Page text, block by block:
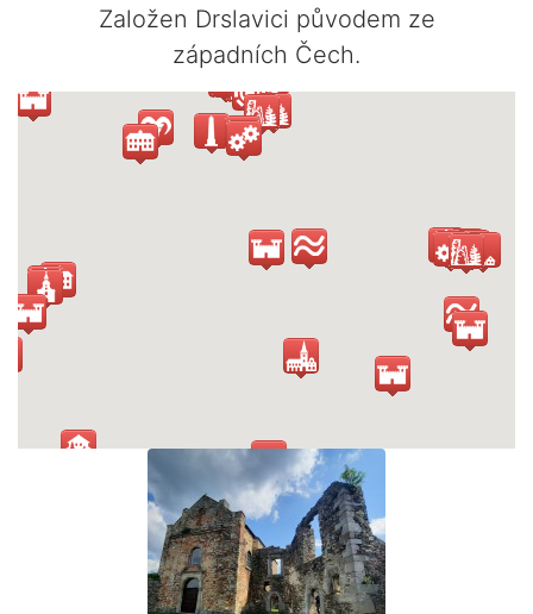
Založen Drslavici původem ze
západních Čech.